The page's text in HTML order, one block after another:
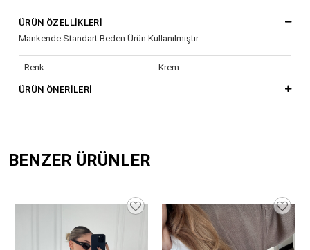
ÜRÜN ÖZELLIKLERI
Mankende Standart Beden Ürün Kullanılmıştır.
Renk Krem
ÜRÜN ÖNERILERI
BENZER ÜRÜNLER